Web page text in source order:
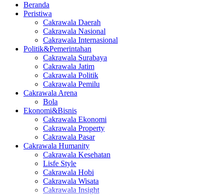
Beranda
Peristiwa
Cakrawala Daerah
Cakrawala Nasional
Cakrawala Internasional
Politik&Pemerintahan
Cakrawala Surabaya
Cakrawala Jatim
Cakrawala Politik
Cakrawala Pemilu
Cakrawala Arena
Bola
Ekonomi&Bisnis
Cakrawala Ekonomi
Cakrawala Property
Cakrawala Pasar
Cakrawala Humanity
Cakrawala Kesehatan
Lisfe Style
Cakrawala Hobi
Cakrawala Wisata
Cakrawala Insight